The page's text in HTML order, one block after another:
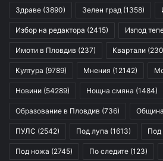
Здраве (3890) Зелен град (1358)
Избор на редактора (2415) Изпод
Имоти в Пловдив (237) Квартали
Култура (9789) Мнения (12142)
Новини (54289) Нощна смяна (1484)
Образование в Пловдив (736)
ПУЛС (2542) Под лупа (1613) Под
Под ножа (2745) По следите (123)